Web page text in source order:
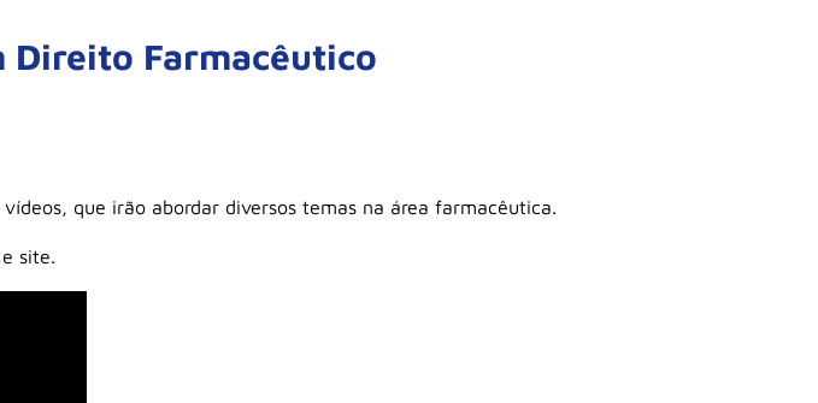
Direito Farmacêutico
que irão abordar diversos temas na área farmacêutica.
site.